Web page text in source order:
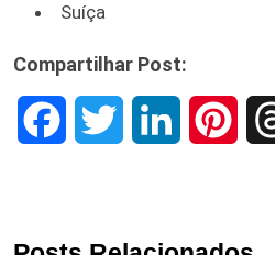
Suíça
Compartilhar Post: